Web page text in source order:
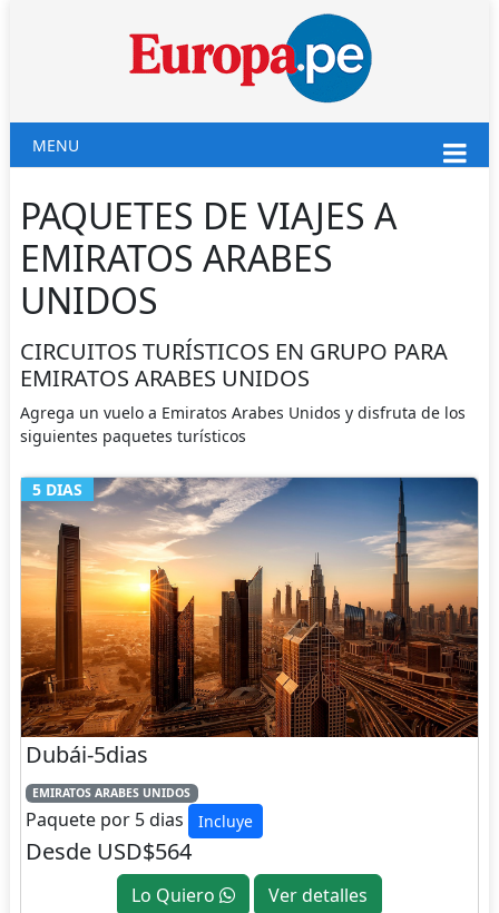
MENU
PAQUETES DE VIAJES A
EMIRATOS ARABES
UNIDOS
CIRCUITOS TURÍSTICOS EN GRUPO PARA
EMIRATOS ARABES UNIDOS
Agrega un vuelo a Emiratos Arabes Unidos y disfruta de los
siguientes paquetes turísticos
5 DIAS
Dubái-5dias
EMIRATOS ARABES UNIDOS
Paquete por 5 dias Incluye
Desde USD$564
Lo Quiero Ver detalles